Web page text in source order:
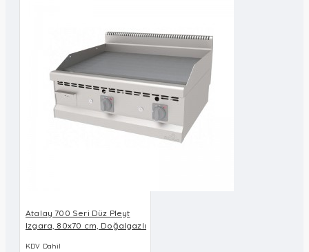
Atalay 700 Seri Düz Pleyt
Izgara, 80x70 cm, Doğalgazlı
KDV Dahil